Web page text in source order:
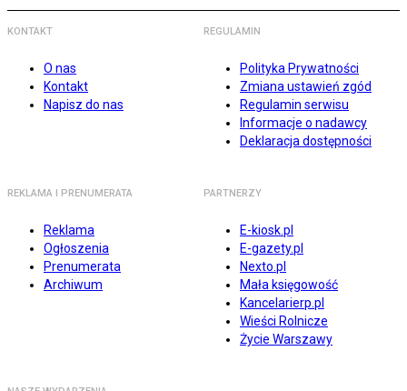
KONTAKT
O nas
Kontakt
Napisz do nas
REGULAMIN
Polityka Prywatności
Zmiana ustawień zgód
Regulamin serwisu
Informacje o nadawcy
Deklaracja dostępności
REKLAMA I PRENUMERATA
Reklama
Ogłoszenia
Prenumerata
Archiwum
PARTNERZY
E-kiosk.pl
E-gazety.pl
Nexto.pl
Mała księgowość
Kancelarierp.pl
Wieści Rolnicze
Życie Warszawy